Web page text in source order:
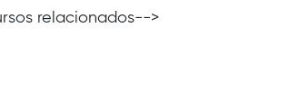
relacionados-->